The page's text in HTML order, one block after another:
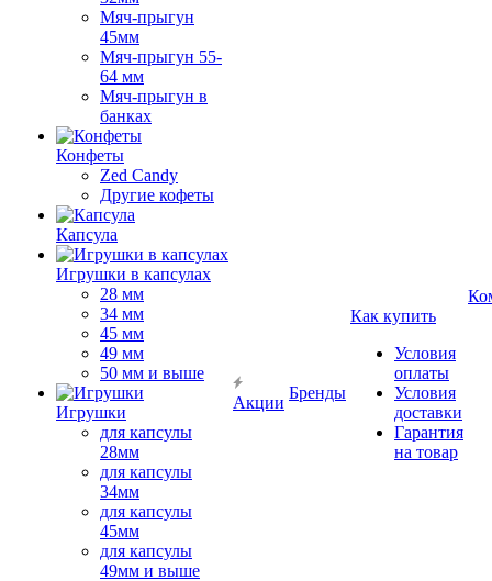
Мяч-прыгун
45мм
Мяч-прыгун 55-
64 мм
Мяч-прыгун в
банках
Конфеты
Zed Candy
Другие кофеты
Капсула
Игрушки в капсулах
28 мм
34 мм
45 мм
49 мм
50 мм и выше
Игрушки
для капсулы
28мм
для капсулы
34мм
для капсулы
45мм
для капсулы
49мм и выше
Акции
Бренды
Как купить
Условия
оплаты
Условия
доставки
Гарантия
на товар